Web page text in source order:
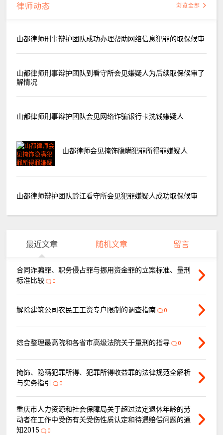
律师动态 浏览全部
山都律师刑事辩护团队成功办理帮助网络信息犯罪的取保候审
山都律师刑事辩护团队到看守所会见嫌疑人为后续取保候审了
解情况
山都律师刑事辩护团队会见网络诈骗银行卡洗钱嫌疑人
山都律师会见掩饰隐瞒犯罪所得罪嫌疑人
山都律师辩护团队黔江看守所会见犯罪嫌疑人成功取保候审
最近文章 随机文章 留言
合同诈骗罪、职务侵占罪与挪用资金罪的立案标准、量刑
标准比较
0
解除建筑公司农民工工资专户限制的调查指南 0
综合整理最高院和各省市高级法院关于量刑的指导 0
掩饰、隐瞒犯罪所得、犯罪所得收益罪的法律规范全解析
与实务指引
0
重庆市人力资源和社会保障局关于超过法定退休年龄的劳
动者在工作中受伤有关受伤性质认定和待遇赔偿问题的通
知2015
0